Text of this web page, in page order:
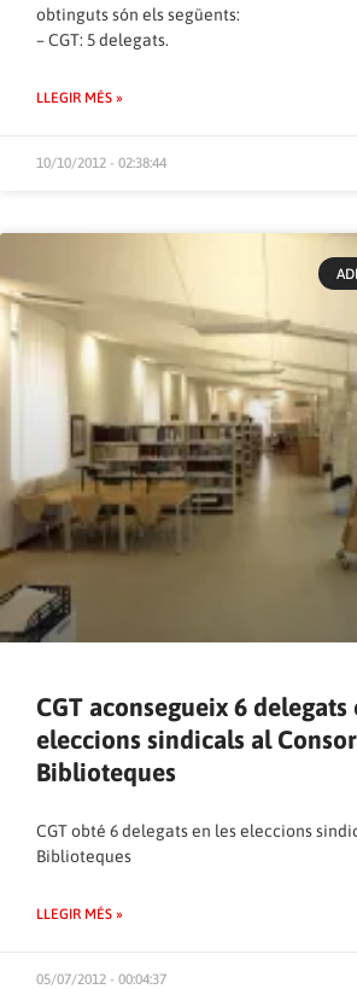
obtinguts són els següents:
– CGT: 5 delegats.
LLEGIR MÉS »
10/10/2012 - 02:38:44
CGT aconsegueix 6 delegats
eleccions sindicals al
Biblioteques
CGT obté 6 delegats en les eleccions
Biblioteques
LLEGIR MÉS »
05/07/2012 - 00:04:37